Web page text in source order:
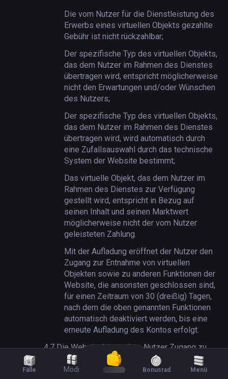
Fälle Modi Bonusrad Menü
Die vom Nutzer für die Dienstleistung des
Erwerbs eines virtuellen Objekts gezahlte
Gebühr ist nicht rückzahlbar;
Der spezifische Typ des virtuellen Objekts,
das dem Nutzer im Rahmen des Dienstes
übertragen wird, entspricht möglicherweise
nicht den Erwartungen und/oder Wünschen
des Nutzers;
Der spezifische Typ des virtuellen Objekts,
das dem Nutzer im Rahmen des Dienstes
übertragen wird, wird automatisch durch
eine Zufallsauswahl durch das technische
System der Website bestimmt;
Das virtuelle Objekt, das dem Nutzer im
Rahmen des Dienstes zur Verfügung
gestellt wird, entspricht in Bezug auf
seinen Inhalt und seinen Marktwert
möglicherweise nicht der vom Nutzer
geleisteten Zahlung.
Mit der Aufladung eröffnet der Nutzer den
Zugang zur Entnahme von virtuellen
Objekten sowie zu anderen Funktionen der
Website, die ansonsten geschlossen sind,
für einen Zeitraum von 30 (dreißig) Tagen,
nach dem die oben genannten Funktionen
automatisch deaktiviert werden, bis eine
erneute Aufladung des Kontos erfolgt.
4.7 Die Website bietet dem Nutzer Zugang zu
einer Funktion namens 'Giveaway':
Die Funktionalität der Website unter